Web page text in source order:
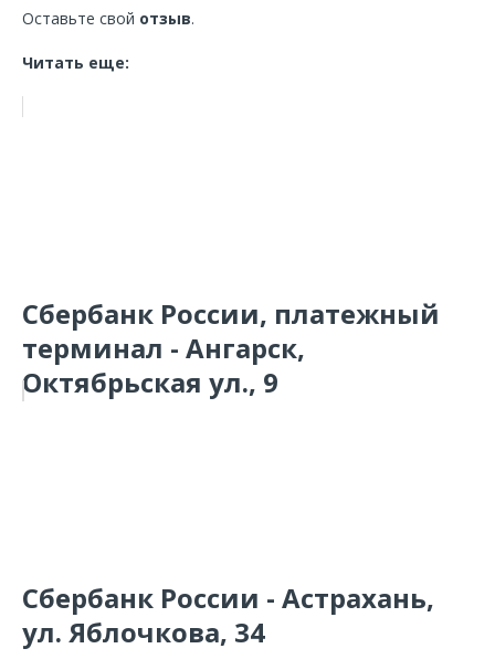
Оставьте свой отзыв.
Читать еще:
Сбербанк России, платежный
терминал - Ангарск,
Октябрьская ул., 9
Сбербанк России - Астрахань,
ул. Яблочкова, 34